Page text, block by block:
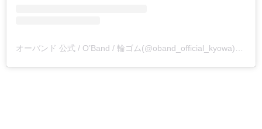
オーバンド 公式 / O’Band / 輪ゴム(@oband_official_kyowa)がシェアした投稿